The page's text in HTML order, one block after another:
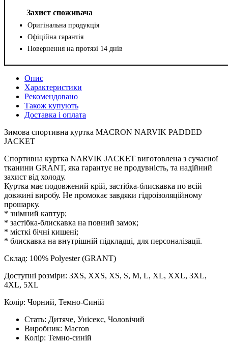
Захист споживача
Оригінальна продукція
Офіційна гарантія
Повернення на протязі 14 днів
Опис
Характеристики
Рекомендовано
Також купують
Доставка і оплата
Зимова спортивна куртка MACRON NARVIK PADDED
JACKET
Спортивна куртка NARVIK JACKET виготовлена з сучасної
тканини GRANT, яка гарантує не продувність, та надійний
захист від холоду.
Куртка має подовжений крій, застібка-блискавка по всій
довжині виробу. Не промокає завдяки гідроізоляційному
прошарку.
* знімний каптур;
* застібка-блискавка на повний замок;
* місткі бічні кишені;
* блискавка на внутрішній підкладці, для персоналізації.
Склад: 100% Polyester (GRANT)
Доступні розміри: 3XS, XXS, XS, S, M, L, XL, XXL, 3XL,
4XL, 5XL
Колір: Чорний, Темно-Синій
Стать: Дитяче, Унісекс, Чоловічий
Виробник: Macron
Колір: Темно-синій